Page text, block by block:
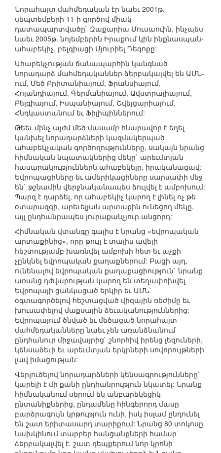
Նորահայտ մահմեդական էր նաեւ 2001թ.
սեպտեմբերի 11-ի գործով միակ
դատապարտվածը` Զաքարիա Մուսաուին, ինչպես
նաեւ 2005թ. նոյեմբերին Իրաքում կին ինքնասպան-
ահաբեկիչ, բելգիացի Մյուրիել Դեգոքը:
Ահաբեկչության ճանապարհին կանգնած
նորադարձ մահմեդականներ ձերբակալվել են ԱՄՆ-
ում, Մեծ Բրիտանիայում, Ֆրանսիայում,
Հոլանդիայում, Գերմանիայում, Ավստրալիայում,
Բելգիայում, Իսպանիայում, Շվեյցարիայում,
Հնդկաստանում եւ Ֆիլիպիններում:
Թեեւ մինչ այժմ մեծ մասամբ հնարավոր է եղել
կանխել նորադարձների կազմակերպած
ահաբեկչական գործողությունները, սակայն նրանց
հիմնական նպատակներից մեկը` արեւմտյան
հասարակություններն ահաբեկելը, իրականացավ:
Եվրոպացիները եւ ամերիկացիները սարսափի մեջ
են` թշնամին վերջնականապես ձուլվել է ամբոխում:
Պարզ է դարձել, որ ահաբեկիչ կարող է լինել ոչ թե
օտարազգի, արեւելյան արտաքին ունեցող մեկը,
այլ ընդհանրապես յուրաքանչյուր անցորդ:
Հիմնական վտանգը գալիս է նրանց «եվրոպական
արտաքինից», որը թույլ է տալիս ավելի
հեշտությամբ խառնվել ամբոխի հետ եւ աչքի
չընկնել եվրոպական քաղաքներում: Բացի այդ,
ունենալով եվրոպական քաղաքացիություն` նրանք
առանց դժվարության կարող են տեղափոխվել
Եվրոպայի ցանկացած երկիր եւ ԱՄՆ`
օգտագործելով հեշտացված վիզային ռեժիմը եւ
խուսափելով մաքսային ձեւականություններից:
Եվրոպայում ծնված եւ մեծացած նորահայտ
մահմեդականները նաեւ չեն առանձնանում
ընդհանուր միջավայրից` շնորհիվ իրենց լեզուների,
կենսաձեւի եւ արեւմտյան երկրների սովորույթների
լավ իմացության:
Վերլուծելով նորադարձների կենսագրությունները`
կարելի է մի քանի ընդհանրություն նկատել: Նրանք
հիմնականում սերում են անբարեկեցիկ
ընտանիքներից, ընդամենը հինգերորդ մասը
բարձրագույն կրթություն ունի, իսկ իսլամ ընդունել
են շատ երիտասարդ տարիքում: Նրանց 80 տոկոսը
նախկինում տարբեր հանցանքների համար
ձերբակալվել է. շատ դեպքերում նոր կրոնի